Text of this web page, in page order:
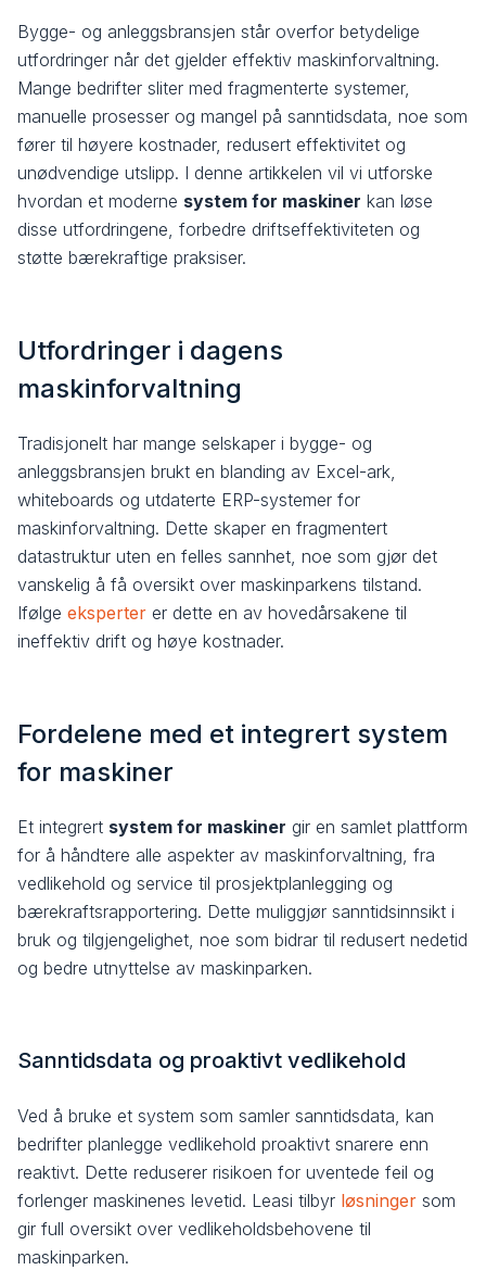
Bygge- og anleggsbransjen står overfor betydelige
utfordringer når det gjelder effektiv maskinforvaltning.
Mange bedrifter sliter med fragmenterte systemer,
manuelle prosesser og mangel på sanntidsdata, noe som
fører til høyere kostnader, redusert effektivitet og
unødvendige utslipp. I denne artikkelen vil vi utforske
hvordan et moderne system for maskiner kan løse
disse utfordringene, forbedre driftseffektiviteten og
støtte bærekraftige praksiser.
Utfordringer i dagens
maskinforvaltning
Tradisjonelt har mange selskaper i bygge- og
anleggsbransjen brukt en blanding av Excel-ark,
whiteboards og utdaterte ERP-systemer for
maskinforvaltning. Dette skaper en fragmentert
datastruktur uten en felles sannhet, noe som gjør det
vanskelig å få oversikt over maskinparkens tilstand.
Ifølge eksperter er dette en av hovedårsakene til
ineffektiv drift og høye kostnader.
Fordelene med et integrert system
for maskiner
Et integrert system for maskiner gir en samlet plattform
for å håndtere alle aspekter av maskinforvaltning, fra
vedlikehold og service til prosjektplanlegging og
bærekraftsrapportering. Dette muliggjør sanntidsinnsikt i
bruk og tilgjengelighet, noe som bidrar til redusert nedetid
og bedre utnyttelse av maskinparken.
Sanntidsdata og proaktivt vedlikehold
Ved å bruke et system som samler sanntidsdata, kan
bedrifter planlegge vedlikehold proaktivt snarere enn
reaktivt. Dette reduserer risikoen for uventede feil og
forlenger maskinenes levetid. Leasi tilbyr løsninger som
gir full oversikt over vedlikeholdsbehovene til
maskinparken.